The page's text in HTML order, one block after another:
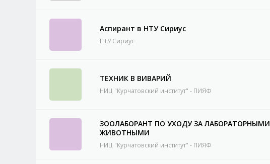
Аспирант в НТУ Сириус
НТУ Сириус
ТЕХНИК В ВИВАРИЙ
НИЦ "Курчатовский институт" - ПИЯФ
ЗООЛАБОРАНТ ПО УХОДУ ЗА ЛАБОРАТОРНЫМИ
ЖИВОТНЫМИ
НИЦ "Курчатовский институт" - ПИЯФ